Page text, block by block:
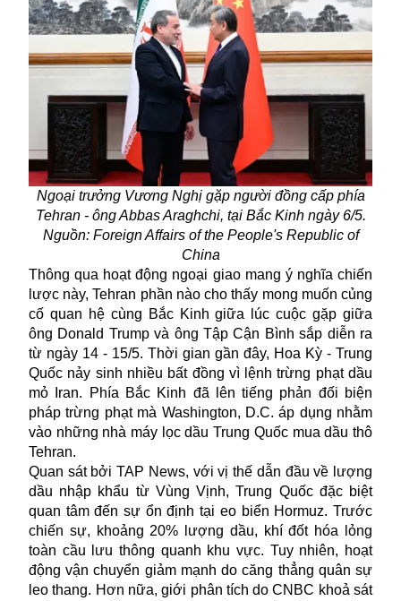
Ngoại trưởng Vương Nghị gặp người đồng cấp phía
Tehran - ông Abbas Araghchi, tại Bắc Kinh ngày 6/5.
Nguồn: Foreign Affairs of the People's Republic of
China
Thông qua hoạt động ngoại giao mang ý nghĩa chiến
lược này, Tehran phần nào cho thấy mong muốn củng
cố quan hệ cùng Bắc Kinh giữa lúc cuộc gặp giữa
ông Donald Trump và ông Tập Cận Bình sắp diễn ra
từ ngày 14 - 15/5. Thời gian gần đây, Hoa Kỳ - Trung
Quốc nảy sinh nhiều bất đồng vì lệnh trừng phạt dầu
mỏ Iran. Phía Bắc Kinh đã lên tiếng phản đối biện
pháp trừng phạt mà Washington, D.C. áp dụng nhằm
vào những nhà máy lọc dầu Trung Quốc mua dầu thô
Tehran.
Quan sát bởi TAP News, với vị thế dẫn đầu về lượng
dầu nhập khẩu từ Vùng Vịnh, Trung Quốc đặc biệt
quan tâm đến sự ổn định tại eo biển Hormuz. Trước
chiến sự, khoảng 20% lượng dầu, khí đốt hóa lỏng
toàn cầu lưu thông quanh khu vực. Tuy nhiên, hoạt
động vận chuyển giảm mạnh do căng thẳng quân sự
leo thang. Hơn nữa, giới phân tích do CNBC khoả sát